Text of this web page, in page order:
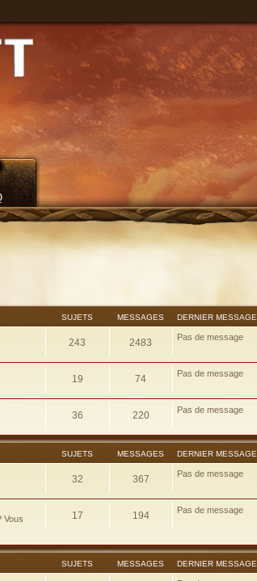
SUJETS MESSAGES DERNIER MESSAGE
243 2483 Pas de message
19 74 Pas de message
36 220 Pas de message
SUJETS MESSAGES DERNIER MESSAGE
32 367 Pas de message
Vous
17 194 Pas de message
SUJETS MESSAGES DERNIER MESSAGE